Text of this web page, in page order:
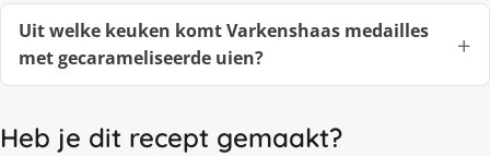
Uit welke keuken komt Varkenshaas medailles
met gecarameliseerde uien?
Heb je dit recept gemaakt?